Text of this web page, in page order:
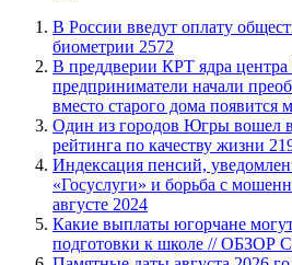
В России введут оплату
биометрии 2572
​В преддверии КРТ ядра центра
предприниматели начали
вместо старого дома появится
Один из городов Югры вошел
рейтинга по качеству жизни
​Индексация пенсий,
«Госуслуги» и борьба с
августе 2024
Какие выплаты югорчане
подготовки к школе //